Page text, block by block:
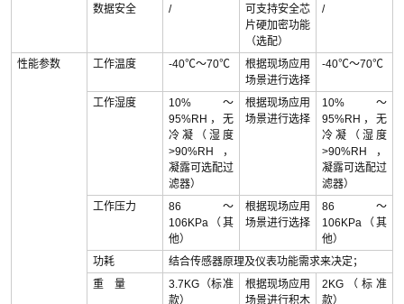
数据安全
/
可支持安全芯
片硬加密功能
（选配）
/
性能参数 工作温度 -40℃～70℃
根据现场应用
场景进行选择
-40℃～70℃
工作湿度
10%～
95%RH，无
冷凝（湿度
>90%RH，
凝露可选配过
滤器）
根据现场应用
场景进行选择
10%～
95%RH，无
冷凝（湿度
>90%RH，
凝露可选配过
滤器）
工作压力
86～
106KPa（其
他）
根据现场应用
场景进行选择
86～
106KPa（其
他）
功耗
结合传感器原理及仪表功能需求来决定；
重 量
3.7KG（标准
款）
根据现场应用
场景进行积木
2KG（标准
款）